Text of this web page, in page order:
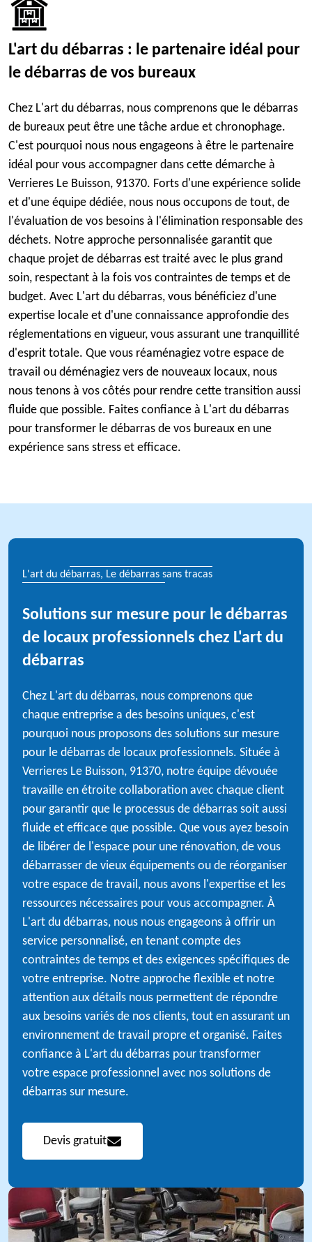
L'art du débarras : le partenaire idéal pour
le débarras de vos bureaux
Chez L'art du débarras, nous comprenons que le débarras
de bureaux peut être une tâche ardue et chronophage.
C'est pourquoi nous nous engageons à être le partenaire
idéal pour vous accompagner dans cette démarche à
Verrieres Le Buisson, 91370. Forts d'une expérience solide
et d'une équipe dédiée, nous nous occupons de tout, de
l'évaluation de vos besoins à l'élimination responsable des
déchets. Notre approche personnalisée garantit que
chaque projet de débarras est traité avec le plus grand
soin, respectant à la fois vos contraintes de temps et de
budget. Avec L'art du débarras, vous bénéficiez d'une
expertise locale et d'une connaissance approfondie des
réglementations en vigueur, vous assurant une tranquillité
d'esprit totale. Que vous réaménagiez votre espace de
travail ou déménagiez vers de nouveaux locaux, nous
nous tenons à vos côtés pour rendre cette transition aussi
fluide que possible. Faites confiance à L'art du débarras
pour transformer le débarras de vos bureaux en une
expérience sans stress et efficace.
L'art du débarras, Le débarras sans tracas
Solutions sur mesure pour le débarras
de locaux professionnels chez L'art du
débarras
Chez L'art du débarras, nous comprenons que
chaque entreprise a des besoins uniques, c'est
pourquoi nous proposons des solutions sur mesure
pour le débarras de locaux professionnels. Située à
Verrieres Le Buisson, 91370, notre équipe dévouée
travaille en étroite collaboration avec chaque client
pour garantir que le processus de débarras soit aussi
fluide et efficace que possible. Que vous ayez besoin
de libérer de l'espace pour une rénovation, de vous
débarrasser de vieux équipements ou de réorganiser
votre espace de travail, nous avons l'expertise et les
ressources nécessaires pour vous accompagner. À
L'art du débarras, nous nous engageons à offrir un
service personnalisé, en tenant compte des
contraintes de temps et des exigences spécifiques de
votre entreprise. Notre approche flexible et notre
attention aux détails nous permettent de répondre
aux besoins variés de nos clients, tout en assurant un
environnement de travail propre et organisé. Faites
confiance à L'art du débarras pour transformer
votre espace professionnel avec nos solutions de
débarras sur mesure.
Devis gratuit